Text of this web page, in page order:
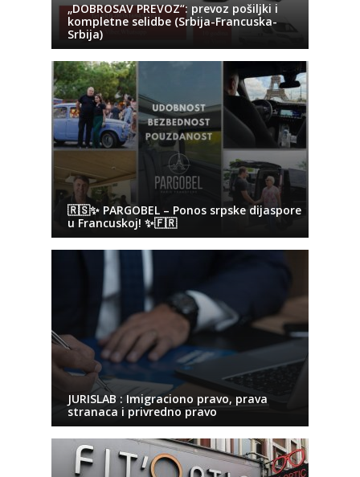
„DOBROSAV PREVOZ“: prevoz pošiljki i
kompletne selidbe (Srbija-Francuska-
Srbija)
🇷🇸✨ PARGOBEL – Ponos srpske dijaspore
u Francuskoj! ✨🇫🇷
JURISLAB : Imigraciono pravo, prava
stranaca i privredno pravo